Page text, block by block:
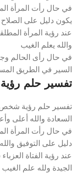
في حال رأت المرأة
يكون دليل على الصلاح
عند رؤية المرأة
والله يعلم الغيب
في حال رأى الحالم
السير في الطريق
تفسير حلم
تفسير حلم رؤية شخص
السعادة والله أعلى
في حال رأت المرأة
دليل على التوفيق
عند رؤية الفتاة
الجيدة ولله علم الغيب